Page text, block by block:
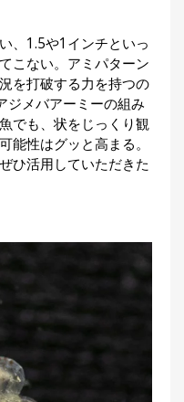
、1.5や1インチといっ
こない。アミパターン
を打破する力を持つの
ジメバアーミーの組み
でも、状をじっくり観
能性はグッと高まる。
ひ活用していただきた